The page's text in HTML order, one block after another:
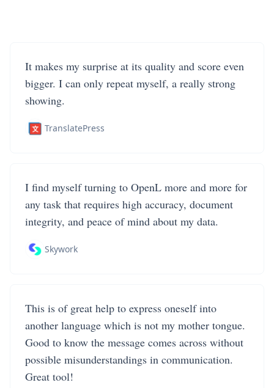
It makes my surprise at its quality and score even
bigger. I can only repeat myself, a really strong
showing.
TranslatePress
I find myself turning to OpenL more and more for
any task that requires high accuracy, document
integrity, and peace of mind about my data.
Skywork
This is of great help to express oneself into
another language which is not my mother tongue.
Good to know the message comes across without
possible misunderstandings in communication.
Great tool!